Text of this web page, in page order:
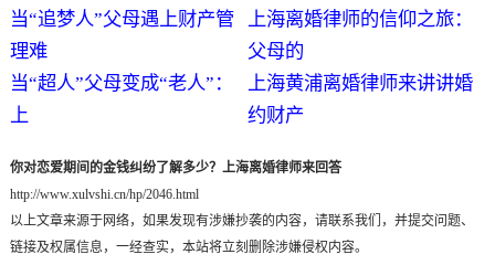
当“追梦人”父母遇上财产管
理难
上海离婚律师的信仰之旅：
父母的
当“超人”父母变成“老人”：
上
上海黄浦离婚律师来讲讲婚
约财产
你对恋爱期间的金钱纠纷了解多少？上海离婚律师来回答
http://www.xulvshi.cn/hp/2046.html
以上文章来源于网络，如果发现有涉嫌抄袭的内容，请联系我们，并提交问题、
链接及权属信息，一经查实，本站将立刻删除涉嫌侵权内容。